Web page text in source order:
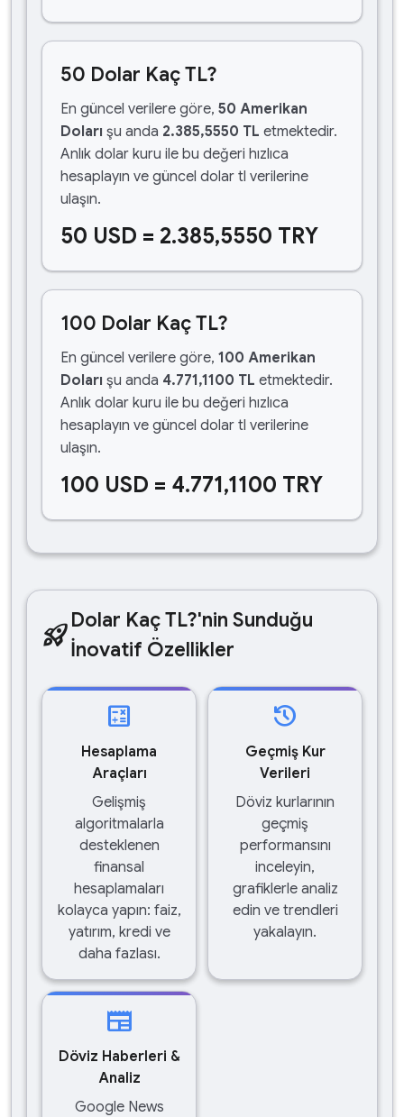
50 Dolar Kaç TL?
En güncel verilere göre, 50 Amerikan
Doları şu anda 2.385,5550 TL etmektedir.
Anlık dolar kuru ile bu değeri hızlıca
hesaplayın ve güncel dolar tl verilerine
ulaşın.
50 USD = 2.385,5550 TRY
100 Dolar Kaç TL?
En güncel verilere göre, 100 Amerikan
Doları şu anda 4.771,1100 TL etmektedir.
Anlık dolar kuru ile bu değeri hızlıca
hesaplayın ve güncel dolar tl verilerine
ulaşın.
100 USD = 4.771,1100 TRY
rocket_launchDolar Kaç TL?'nin Sunduğu
İnovatif Özellikler
calculate
Hesaplama
Araçları
Gelişmiş
algoritmalarla
desteklenen
finansal
hesaplamaları
kolayca yapın: faiz,
yatırım, kredi ve
daha fazlası.
history
Geçmiş Kur
Verileri
Döviz kurlarının
geçmiş
performansını
inceleyin,
grafiklerle analiz
edin ve trendleri
yakalayın.
newspaper
Döviz Haberleri &
Analiz
Google News